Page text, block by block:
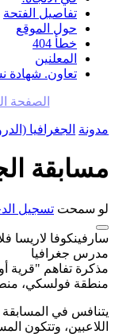
تفاصيل الفتحة
حول الموقع
خطأ 404
المعلنين
تعاون. شهادة
الصفحة
مدونة الجغرافيا
مسابقة
لو سمحت تسجيل
سارفينكوفا لاريسا
مدرس جغرافيا
مذكرة تفاهم "قرية
منطقة فولسكي،
يتنافس في
اللاعبين، وتتكون